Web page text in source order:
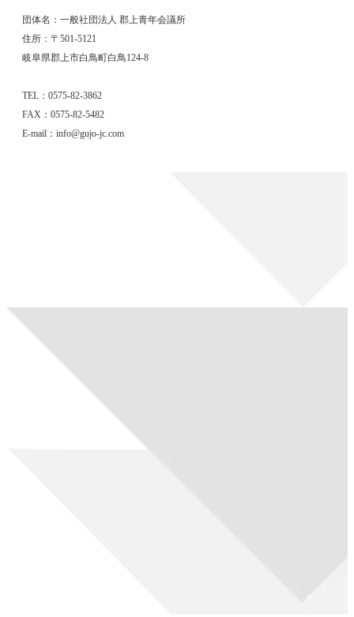
団体名：一般社団法人 郡上青年会議所
住所：〒501-5121
岐阜県郡上市白鳥町白鳥124-8
TEL：0575-82-3862
FAX：0575-82-5482
E-mail：info@gujo-jc.com